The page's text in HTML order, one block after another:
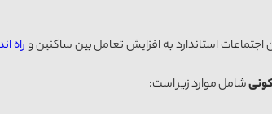
استاندارد به افزایش تعامل بین ساکنین وراه
شامل موارد زیر است: